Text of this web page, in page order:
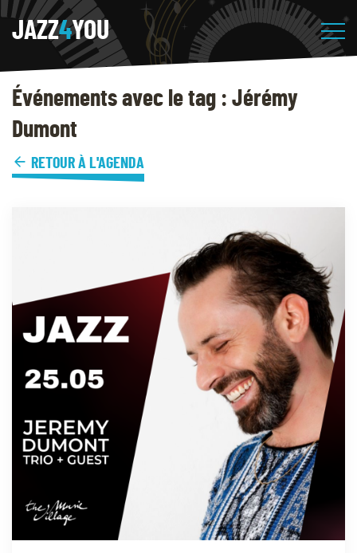
JAZZ4YOU
Événements avec le tag : Jérémy
Dumont
RETOUR À L'AGENDA